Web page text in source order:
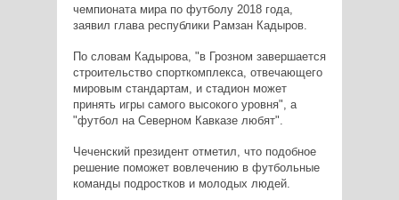
чемпионата мира по футболу 2018 года,
заявил глава республики Рамзан Кадыров.
По словам Кадырова, "в Грозном завершается
строительство спорткомплекса, отвечающего
мировым стандартам, и стадион может
принять игры самого высокого уровня", а
"футбол на Северном Кавказе любят".
Чеченский президент отметил, что подобное
решение поможет вовлечению в футбольные
команды подростков и молодых людей.